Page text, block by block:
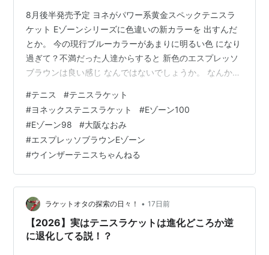
8月後半発売予定 ヨネがパワー系黄金スペックテニスラ
ケット Eゾーンシリーズに色違いの新カラーを 出すんだ
とか。 今の現行ブルーカラーがあまりに明るい色 になり
過ぎて？不満だった人達からすると 新色のエスプレッソ
ブラウンは良い感じ なんではないでしょうか。 なんか気
ットで時に(いつも？) 苦手というか違和感を感じてしま
う フェイスが四角っぽい感じを多少和らげて くれる効果
もあるような。 今の限界突破した明るいブルー系カラー
の 方が膨張色だからか？より四角っぽさが 強調されてる
感。 というかヨネのラケットはグリップ形状も 丸っぽく
てそこが(以下…
#テニス #テニスラケット
#ヨネックステニスラケット #Eゾーン100
#Eゾーン98 #大阪なおみ
#エスプレッソブラウンEゾーン
#ウインザーテニスちゃんねる
ラケットオタの探索の日々！ • 17日前
【2026】実はテニスラケットは進化どころか逆
に退化してる説！？